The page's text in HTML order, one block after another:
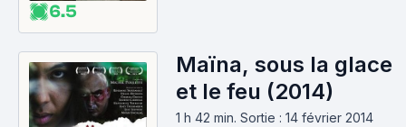
6.5
Maïna, sous la glace
et le feu (2014)
1 h 42 min. Sortie : 14 février 2014